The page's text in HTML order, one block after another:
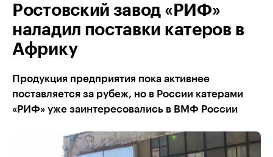
Ростовский завод «РИФ»
наладил поставки катеров в
Африку
Продукция предприятия пока активнее
поставляется за рубеж, но в России катерами
«РИФ» уже заинтересовались в ВМФ России